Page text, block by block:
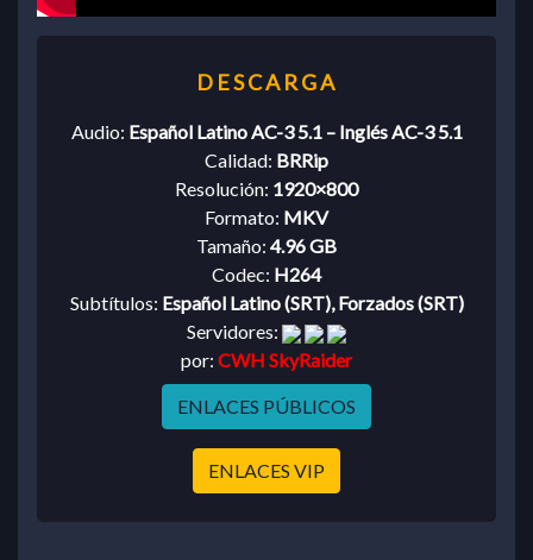
Audio: Español Latino AC-3 5.1 – Inglés AC-3 5.1
Calidad: BRRip
Resolución: 1920×800
Formato: MKV
Tamaño: 4.96 GB
Codec: H264
Subtítulos: Español Latino (SRT), Forzados (SRT)
Servidores:
por: CWH SkyRaider
ENLACES PÚBLICOS
ENLACES VIP